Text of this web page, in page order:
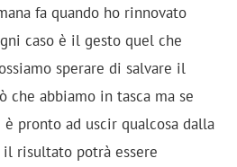
fa quando ho rinnovato
caso è il gesto quel che
sperare di salvare il
che abbiamo in tasca ma se
pronto ad uscir qualcosa dalla
risultato potrà essere